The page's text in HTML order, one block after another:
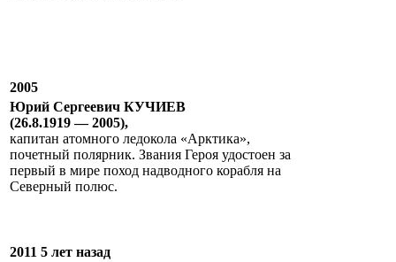
2005
Юрий Сергеевич КУЧИЕВ
(26.8.1919 — 2005),
капитан атомного ледокола «Арктика»,
почетный полярник. Звания Героя удостоен за
первый в мире поход надводного корабля на
Северный полюс.
2011 5 лет назад